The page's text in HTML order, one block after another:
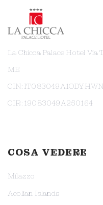
La Chicca Palace Hotel Via
ME
CIN:
CIR: 19083049A250164
COSA VEDERE
Milazzo
Aeolian Islands